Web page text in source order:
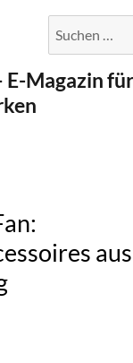
nach:
E-Magazin für
aus